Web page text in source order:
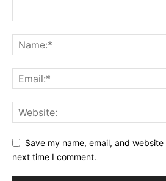
Save my name, email, and
next time I comment.